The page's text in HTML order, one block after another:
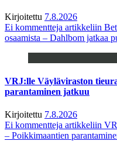
Kirjoitettu 7.8.2026
Ei kommentteja artikkeliin
osaamista – Dahlbom jatkaa
VRJ:lle Väyläviraston
parantaminen jatkuu
Kirjoitettu 7.8.2026
Ei kommentteja artikkeliin
– Poikkimaantien